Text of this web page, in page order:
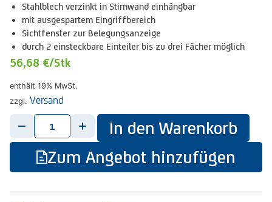
Stahlblech verzinkt in Stirnwand einhängbar
mit ausgespartem Eingriffbereich
Sichtfenster zur Belegungsanzeige
durch 2 einsteckbare Einteiler bis zu drei Fächer möglich
56,68 €/Stk
enthält 19% MwSt.
zzgl. Versand
- +
In den Warenkorb
Zum Angebot hinzufügen